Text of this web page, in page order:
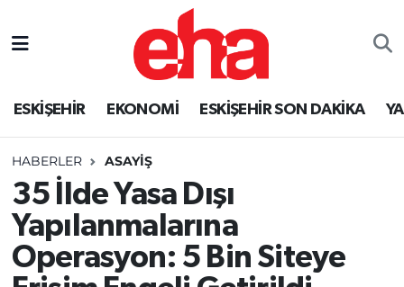
ESKİŞEHİR EKONOMİ ESKİŞEHİR SON DAKİKA
HABERLER ASAYİŞ
35 İlde Yasa Dışı
Yapılanmalarına
Operasyon: 5 Bin Siteye